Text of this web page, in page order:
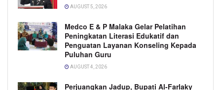
AUGUST 5, 2026
Medco E & P Malaka Gelar Pelatihan
Peningkatan Literasi Edukatif dan
Penguatan Layanan Konseling Kepada
Puluhan Guru
AUGUST 4, 2026
Perjuangkan Jadup, Bupati Al-Farlaky